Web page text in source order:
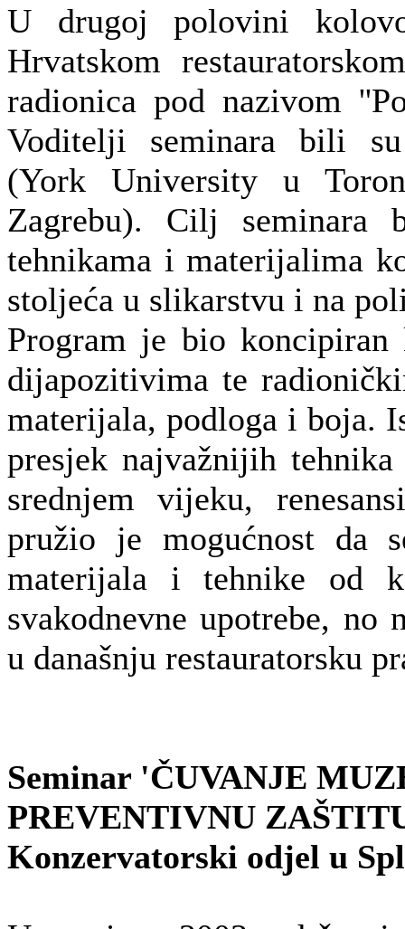
U drugoj polovini
Hrvatskom
radionica pod nazivom
Voditelji seminara bili
(York University u
Zagrebu). Cilj seminara
tehnikama i materijalima
stoljeća u slikarstvu i na
Program je bio koncipiran
dijapozitivima te
materijala, podloga i boja.
presjek najvažnijih
srednjem vijeku,
pružio je mogućnost da
materijala i tehnike od
svakodnevne upotrebe,
u današnju restauratorsku
Seminar 'ČUVANJE
PREVENTIVNU
Konzervatorski odjel u